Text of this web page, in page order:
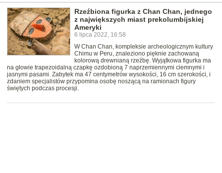
Rzeźbiona figurka z Chan Chan, jednego
z największych miast prekolumbijskiej
Ameryki
6 lipca 2022, 16:58
W Chan Chan, kompleksie archeologicznym kultury
Chimu w Peru, znaleziono pięknie zachowaną
kolorową drewnianą rzeźbę. Wyjątkowa figurka ma
na głowie trapezoidalną czapkę ozdobioną 7 naprzemiennymi ciemnymi i
jasnymi pasami. Zabytek ma 47 centymetrów wysokości, 16 cm szerokości, i
zdaniem specjalistów przypomina osobę noszącą na ramionach figury
świętych podczas procesji.